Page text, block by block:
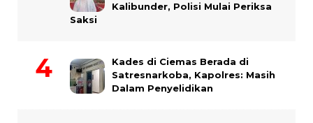
Kalibunder, Polisi Mulai Periksa
Saksi
Kades di Ciemas Berada di
Satresnarkoba, Kapolres: Masih
Dalam Penyelidikan